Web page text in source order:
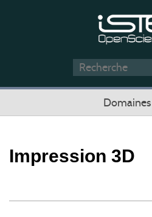
Domaines
Impression 3D